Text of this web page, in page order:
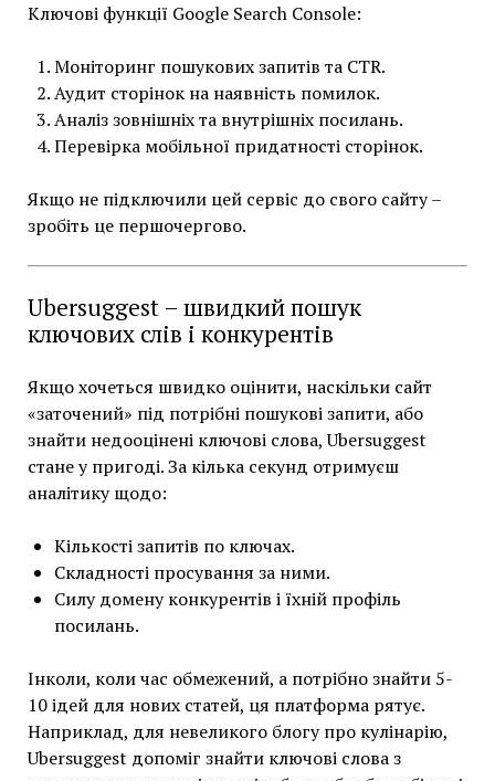
Ключові функції Google Search Console:
Моніторинг пошукових запитів та CTR.
Аудит сторінок на наявність помилок.
Аналіз зовнішніх та внутрішніх посилань.
Перевірка мобільної придатності сторінок.
Якщо не підключили цей сервіс до свого сайту –
зробіть це першочергово.
Ubersuggest – швидкий пошук
ключових слів і конкурентів
Якщо хочеться швидко оцінити, наскільки сайт
«заточений» під потрібні пошукові запити, або
знайти недооцінені ключові слова, Ubersuggest
стане у пригоді. За кілька секунд отримуєш
аналітику щодо:
Кількості запитів по ключах.
Складності просування за ними.
Силу домену конкурентів і їхній профіль
посилань.
Інколи, коли час обмежений, а потрібно знайти 5-
10 ідей для нових статей, ця платформа рятує.
Наприклад, для невеликого блогу про кулінарію,
Ubersuggest допоміг знайти ключові слова з